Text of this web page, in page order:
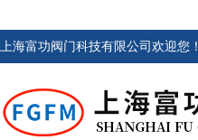
上海富功阀门科技有限公司欢迎您！